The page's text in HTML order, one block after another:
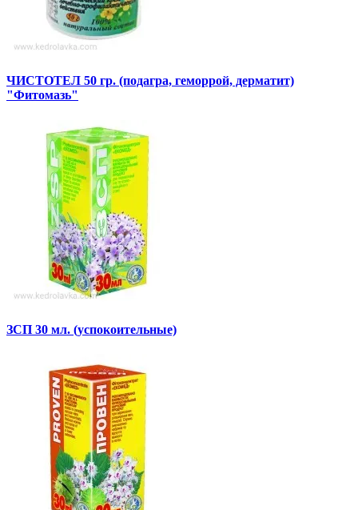
ЧИСТОТЕЛ 50 гр. (подагра, геморрой, дерматит)
"Фитомазь"
ЗСП 30 мл. (успокоительные)